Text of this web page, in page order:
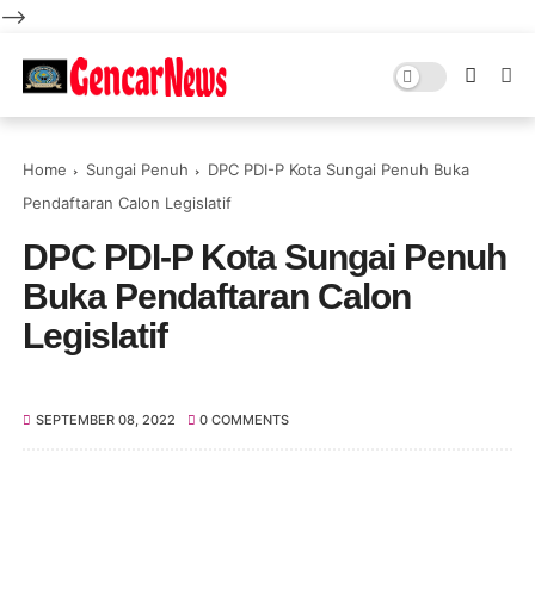
-->
Home Sungai Penuh
DPC PDI-P Kota Sungai Penuh Buka
Pendaftaran Calon Legislatif
DPC PDI-P Kota Sungai Penuh
Buka Pendaftaran Calon
Legislatif
SEPTEMBER 08, 2022 0 COMMENTS